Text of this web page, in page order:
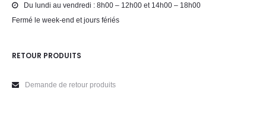
Du lundi au vendredi : 8h00 – 12h00 et 14h00 – 18h00
Fermé le week-end et jours fériés
RETOUR PRODUITS
Demande de retour produits